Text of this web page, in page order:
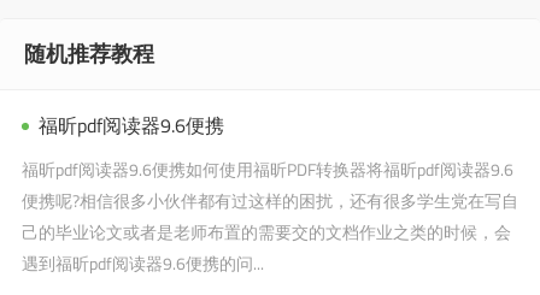
随机推荐教程
福昕pdf阅读器9.6便携
福昕pdf阅读器9.6便携如何使用福昕PDF转换器将福昕pdf阅读器9.6
便携呢?相信很多小伙伴都有过这样的困扰，还有很多学生党在写自
己的毕业论文或者是老师布置的需要交的文档作业之类的时候，会
遇到福昕pdf阅读器9.6便携的问...